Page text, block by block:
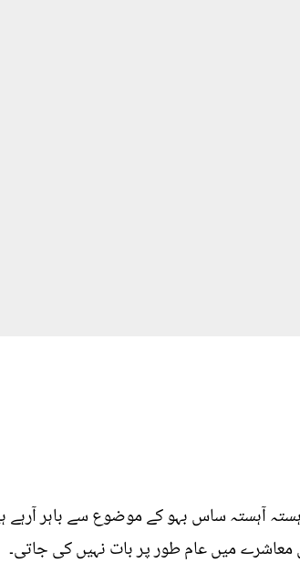
آہستہ ساس بہو کے موضوع سے باہر
میں عام طور پر بات نہیں کی جاتی۔